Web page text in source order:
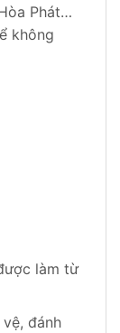
Phát…
không
làm từ
đánh